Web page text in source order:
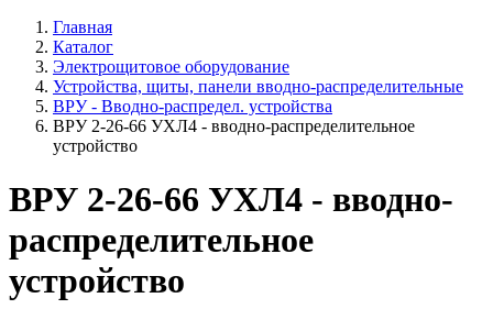
Главная
Каталог
Электрощитовое оборудование
Устройства, щиты, панели вводно-распределительные
ВРУ - Вводно-распредел. устройства
ВРУ 2-26-66 УХЛ4 - вводно-распределительное
устройство
ВРУ 2-26-66 УХЛ4 - вводно-
распределительное
устройство